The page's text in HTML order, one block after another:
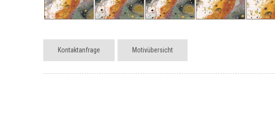
Kontaktanfrage Motivübersicht